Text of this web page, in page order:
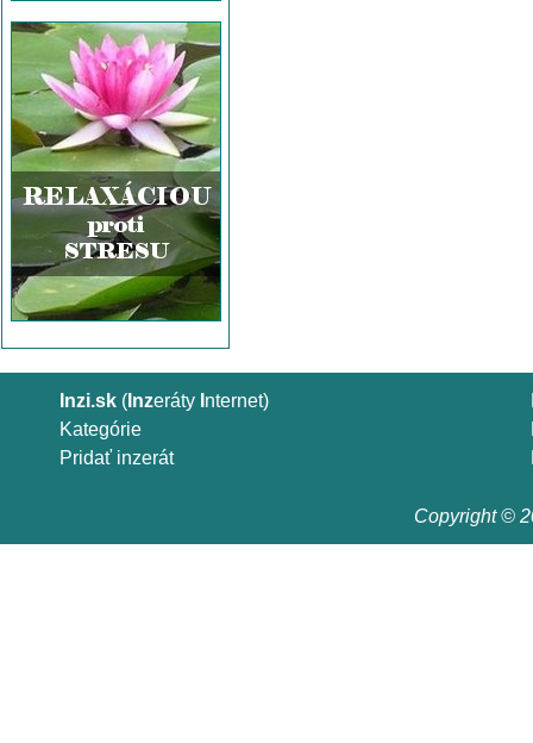
Inzi.sk ( Inzeráty nternet)
Kategórie
Pridať inzerát
Copyright ©